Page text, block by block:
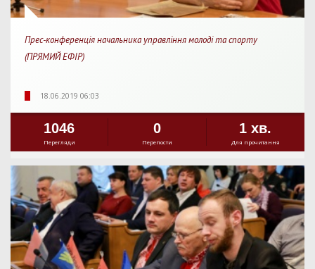
Прес-конференція начальника управління молоді та спорту
(ПРЯМИЙ ЕФІР)
18.06.2019 06:03
1046
Перегляди
0
Перепости
1 хв.
Для прочитання